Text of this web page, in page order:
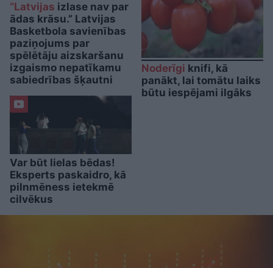
“Latvijas izlase nav par
ādas krāsu.” Latvijas
Basketbola savienības
paziņojums par
spēlētāju aizskaršanu
izgaismo nepatīkamu
sabiedrības šķautni
Var būt lielas bēdas!
Eksperts paskaidro, kā
pilnmēness ietekmē
cilvēkus
Noderīgi knifi, kā
panākt, lai tomātu laiks
būtu iespējami ilgāks